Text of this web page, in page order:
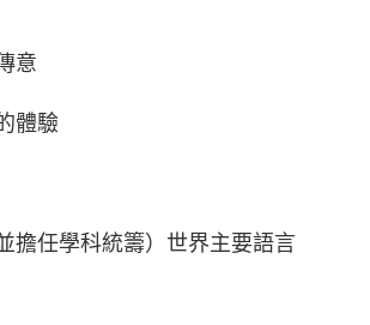
意
體驗
擔任學科統籌）世界主要語言